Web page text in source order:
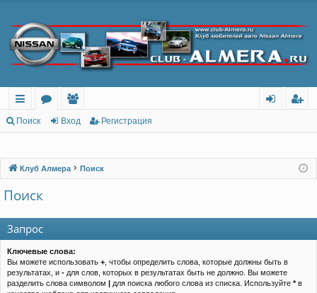
с
лк
м
ол
ов
тр
Поиск Вход Регистрация
Клуб Алмера Поиск
Поиск
Запрос
Ключевые слова:
Вы можете использовать + , чтобы определить слова, которые должны быть в
результатах, и - для слов, которых в результатах быть не должно. Вы можете
разделить слова символом | для поиска любого слова из списка. Используйте *в